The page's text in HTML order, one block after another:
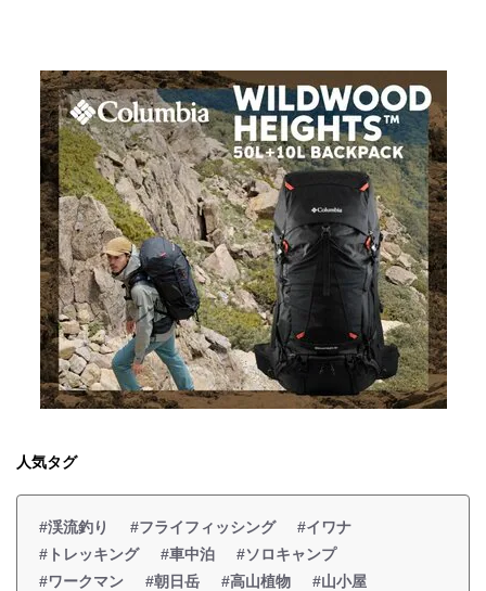
人気タグ
#渓流釣り #フライフィッシング
#イワナ
#トレッキング
#車中泊
#ソロキャンプ
#ワークマン
#朝日岳 #高山植物 #山小屋